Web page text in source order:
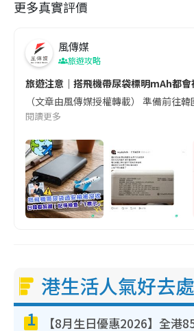
更多真實評價
風傳媒
旅遊攻略
旅遊注意｜搭飛機帶尿袋標明mAh都
（文章由風傳媒授權轉載） 準備前
閱讀更多
港生活人氣好去處
1